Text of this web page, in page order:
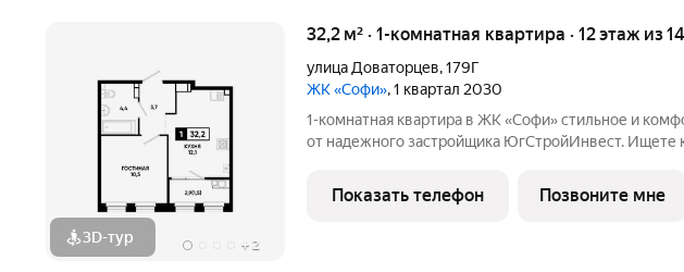
3D-тур + 2
32,2 м² · 1-комнатная квартира · 12 этаж из 14
улица Доваторцев,179Г
ЖК «Софи», 1 квартал 2030
1-комнатная квартира в ЖК «Софи» стильное и комфортное жилье
от надежного застройщика ЮгСтройИнвест. Ищете
предлагает идеальный вариант для
аренды.
Показать телефон Позвоните мне